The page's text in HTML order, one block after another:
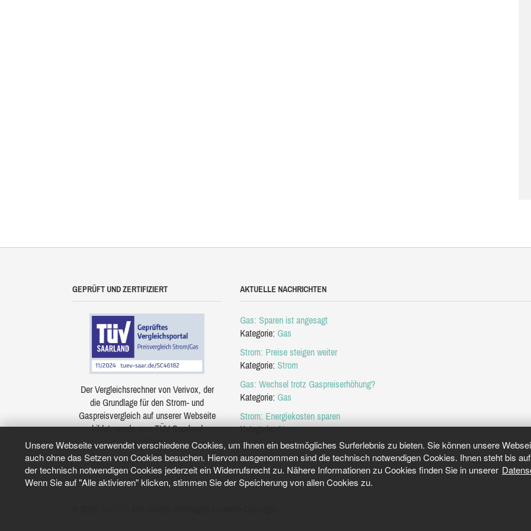
Unsere Webseite verwendet verschiedene Cookies, um Ihnen ein bestmögliches Surferlebnis zu bieten. Sie können unsere
auch ohne das Setzen von Cookies besuchen. Hiervon ausgenommen sind die technisch notwendigen Cookies. Ihnen steht bis
der technisch notwendigen Cookies jederzeit ein Widerrufsrecht zu. Nähere Informationen zu Cookies finden Sie in unserer
Wenn Sie auf "Alle aktivieren" klicken, stimmen Sie der Speicherung von allen Cookies zu.
GEPRÜFT UND ZERTIFIZIERT
Der Vergleichsrechner von Verivox, der
die Grundlage für den Strom- und
Gaspreisvergleich auf unserer Webseite
bildet, wurde vom TÜV Saarland
zertifiziert.
AKTUELLE NACHRICHTEN
Gas: Sparen ist angesagt
Kategorie: Gas
Strom: Preise steigen weiter
Kategorie: Strom
Gas: Wechsel trotz Gaspreiserhöhung?
Kategorie: Gas
Strom: Energiekosten sparen
Kategorie:Strom